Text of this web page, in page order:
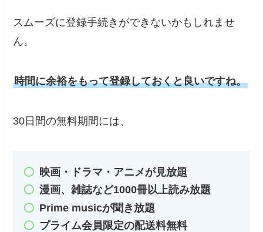
スムーズに登録手続きができないかもしれませ
ん。
時間に余裕をもって登録しておくと良いですね。
30日間の無料期間には、
映画・ドラマ・アニメが見放題
漫画、雑誌など1000冊以上読み放題
Prime musicが聞き放題
プライム会員限定の配送料無料